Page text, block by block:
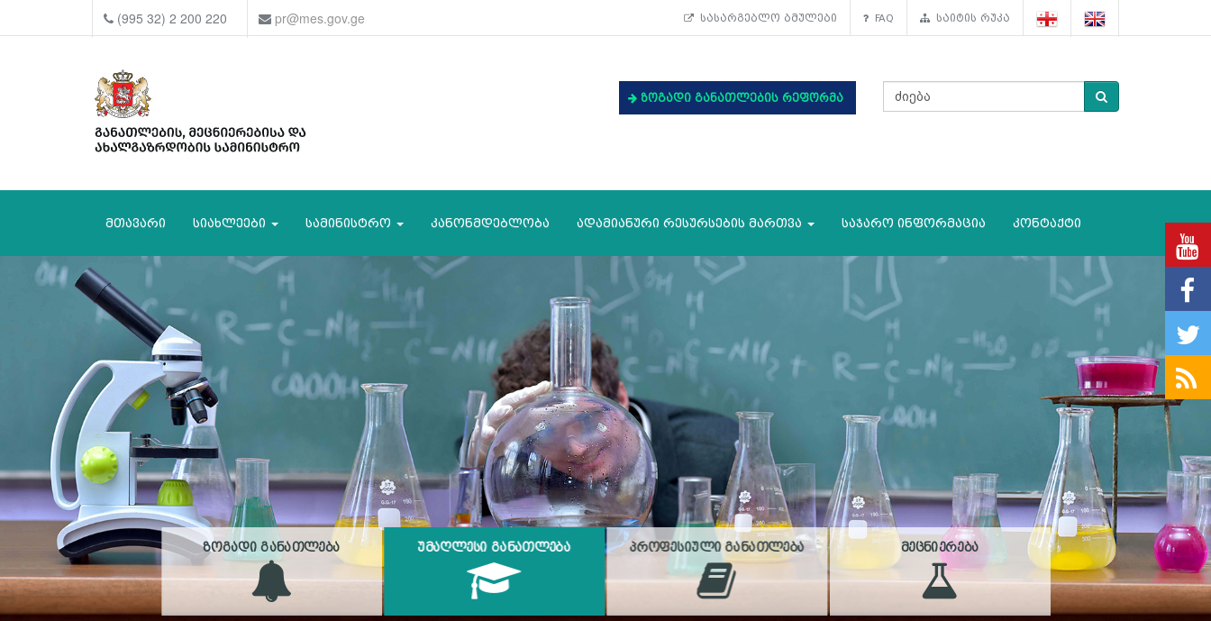
(995 32) 2 200 220 pr@mes.gov.ge სასარგებლო ბმულები FAQ საიტის რუკა
ზოგადი განათლების რეფორმა
მთავარი სიახლეები სამინისტრო კანონმდებლობა ადამიანური რესურსების მართვა საჯარო ინფორმაცია კონტაქტი
ᲖᲝᲒᲐᲓᲘ ᲒᲐᲜᲐᲗᲚᲔᲑᲐ ᲣᲛᲐᲦᲚᲔᲡᲘ ᲒᲐᲜᲐᲗᲚᲔᲑᲐ ᲞᲠᲝᲤᲔᲡᲘᲣᲚᲘ ᲒᲐᲜᲐᲗᲚᲔᲑᲐ ᲛᲔᲪᲜᲘᲔᲠᲔᲑᲐ